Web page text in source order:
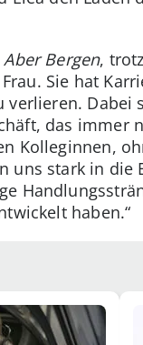
Aber Bergen,
Sie hat
das immer
Kolleginnen,
uns stark in
haben.“